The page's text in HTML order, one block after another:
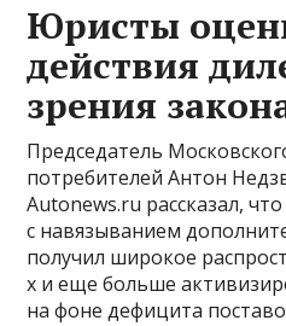
Юристы
действия
зрения
Председатель
потребителей Антон
Autonews.ru рассказал,
с навязыванием
получил широкое
х и еще больше
на фоне дефицита